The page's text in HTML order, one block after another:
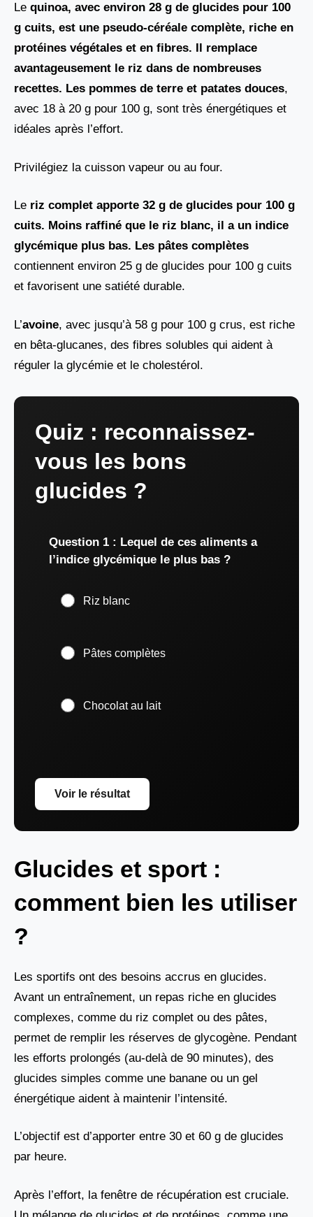
Le quinoa, avec environ 28 g de glucides pour 100
g cuits, est une pseudo-céréale complète, riche en
protéines végétales et en fibres. Il remplace
avantageusement le riz dans de nombreuses
recettes. Les pommes de terre et patates douces,
avec 18 à 20 g pour 100 g, sont très énergétiques et
idéales après l’effort.
Privilégiez la cuisson vapeur ou au four.
Le riz complet apporte 32 g de glucides pour 100 g
cuits. Moins raffiné que le riz blanc, il a un indice
glycémique plus bas. Les pâtes complètes
contiennent environ 25 g de glucides pour 100 g cuits
et favorisent une satiété durable.
L’avoine, avec jusqu’à 58 g pour 100 g crus, est riche
en bêta-glucanes, des fibres solubles qui aident à
réguler la glycémie et le cholestérol.
Quiz : reconnaissez-
vous les bons
glucides ?
Question 1 : Lequel de ces aliments a
l’indice glycémique le plus bas ?
Riz blanc
Pâtes complètes
Chocolat au lait
Voir le résultat
Glucides et sport :
comment bien les utiliser
?
Les sportifs ont des besoins accrus en glucides.
Avant un entraînement, un repas riche en glucides
complexes, comme du riz complet ou des pâtes,
permet de remplir les réserves de glycogène. Pendant
les efforts prolongés (au-delà de 90 minutes), des
glucides simples comme une banane ou un gel
énergétique aident à maintenir l’intensité.
L’objectif est d’apporter entre 30 et 60 g de glucides
par heure.
Après l’effort, la fenêtre de récupération est cruciale.